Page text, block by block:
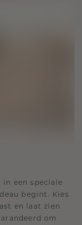
een speciale
begint. Kies
en laat zien
om